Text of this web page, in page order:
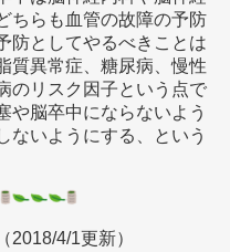
ちらも血管の故障の予防
防としてやるべきことは
質異常症、糖尿病、慢性
のリスク因子という点で
や脳卒中にならないよう
ないようにする、という
2018/4/1更新）